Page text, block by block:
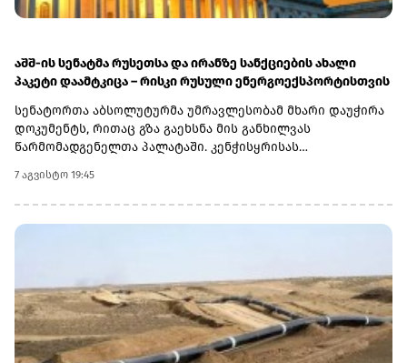
აშშ-ის სენატმა რუსეთსა და ირანზე სანქციების ახალი
პაკეტი დაამტკიცა – რისკი რუსული ენერგოექსპორტისთვის
სენატორთა აბსოლუტურმა უმრავლესობამ მხარი დაუჭირა
დოკუმენტს, რითაც გზა გაეხსნა მის განხილვას
წარმომადგენელთა პალატაში. კენჭისყრისას
წინააღმდეგ კანონპროექტზე, სახელწოდებით „ლინდსი ო.
გრემის 2026 წლის სანქციების აქტი რუსეთისა და ირანის
წინააღმდეგ“. საბოლოო დათვლით შედეგი 86 ხმა 11-ის
აშშ-ის პრეზიდენტმა დონალდ ტრამპმა უნდა მოაწეროს
ხელი. უცნობია, როდის განიხილავს კანონპროექტს
პალატა.კანონპროექტის ინიციატორად დასახელებულია
სენატორი ლინდსი გრემი, რომელიც 2026 წლის 11 ივლისს
გარდაიცვალა. „ეს კანონი პუტინს მტკივნეულ ადგილზე
7 აგვისტო 19:45